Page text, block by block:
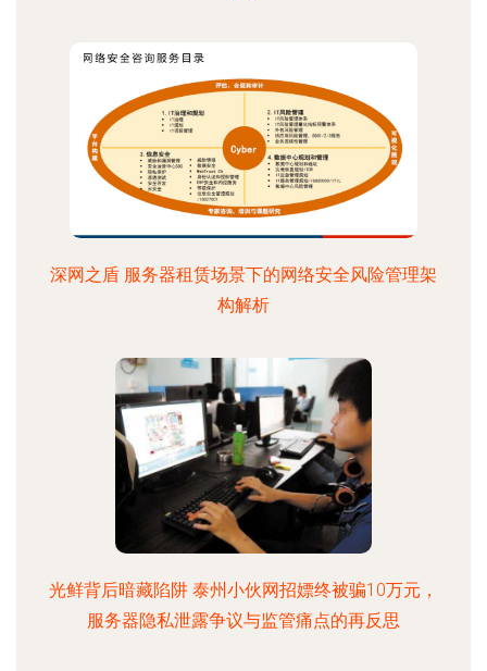
深网之盾 服务器租赁场景下的网络安全风险管理架
构解析
光鲜背后暗藏陷阱 泰州小伙网招嫖终被骗10万元，
服务器隐私泄露争议与监管痛点的再反思